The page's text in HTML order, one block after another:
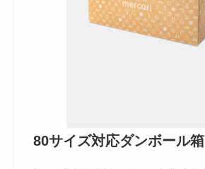
80サイズ対応ダンボール箱